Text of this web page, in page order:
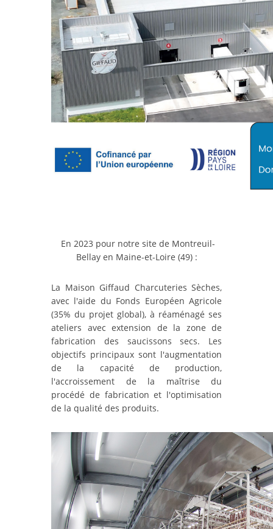
En 2023 pour notre site de Montreuil-
Bellay en Maine-et-Loire (49) :
La Maison Giffaud Charcuteries Sèches,
avec l'aide du Fonds Européen Agricole
(35% du projet global), à réaménagé ses
ateliers avec extension de la zone de
fabrication des saucissons secs. Les
objectifs principaux sont l'augmentation
de la capacité de production,
l'accroissement de la maîtrise du
procédé de fabrication et l'optimisation
de la qualité des produits.